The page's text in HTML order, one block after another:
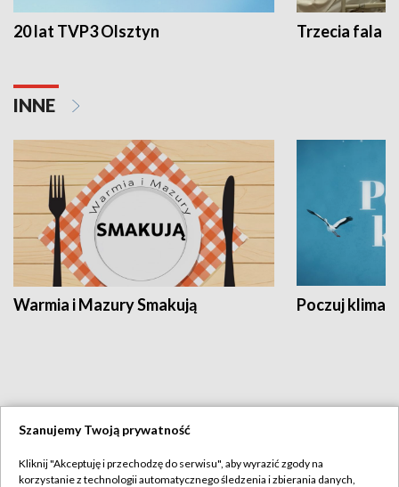
20 lat TVP3 Olsztyn Trzecia fala -
INNE
Warmia i Mazury Smakują Poczuj klimat
BIAŁYSTOK / BYDGOSZCZ / GDAŃSK /
Szanujemy Twoją prywatność
Kliknij "Akceptuję i przechodzę do serwisu", aby wyrazić zgody na
korzystanie z technologii automatycznego śledzenia i zbierania danych,